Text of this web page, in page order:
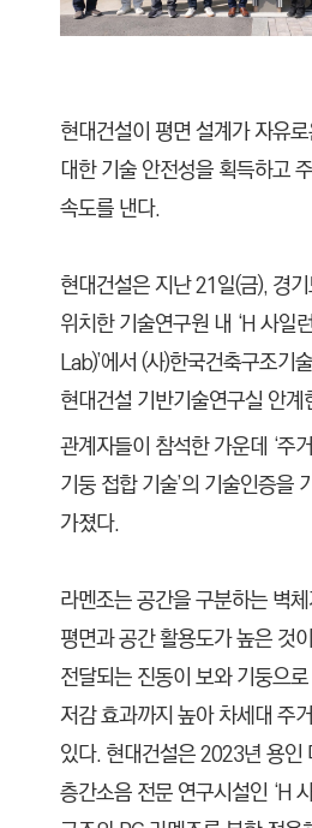
현대건설이 평면 설계가 자유
대한 기술 안전성을 획득하고
속도를 낸다.
현대건설은 지난 21일(금), 경
위치한 기술연구원 내 ‘H 사일
Lab)’에서 (사)한국건축구조기
현대건설 기반기술연구실 안계
관계자들이 참석한 가운데 ‘주
기둥 접합 기술’의 기술인증을
가졌다.
라멘조는 공간을 구분하는 벽
평면과 공간 활용도가 높은 것
전달되는 진동이 보와 기둥으
저감 효과까지 높아 차세대 주
있다. 현대건설은 2023년 용인
층간소음 전문 연구시설인 ‘H